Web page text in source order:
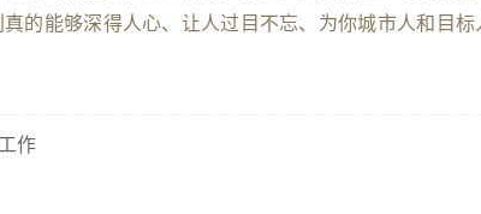
的能够深得人心、让人过目不忘、为你城市人和目标
作